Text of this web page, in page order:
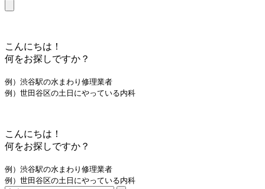
こんにちは！
何をお探しですか？
例）渋谷駅の水まわり修理業者
例）世田谷区の土日にやっている内科
こんにちは！
何をお探しですか？
例）渋谷駅の水まわり修理業者
例）世田谷区の土日にやっている内科